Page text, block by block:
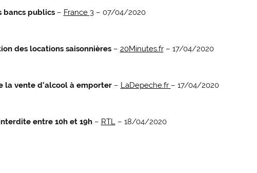
bancs publics– France 3– 07/04/2020
des locations saisonnières– 20Minutes.fr– 17/04/2020
la vente d’alcool à emporter– LaDepeche.fr – 17/04/2020
entre 10h et 19h– RTL– 18/04/2020